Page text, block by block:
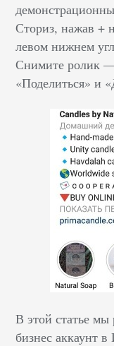
Сториз, нажав +
левом нижнем
Снимите ролик —
«Поделиться» и
В этой статье мы
бизнес аккаунт